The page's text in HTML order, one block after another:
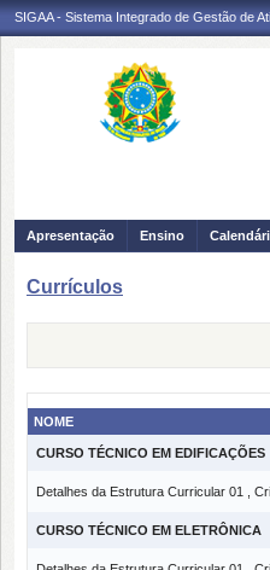
SIGAA - Sistema Integrado de Gestão de
Apresentação Ensino
Currículos
NOME
CURSO TÉCNICO EM EDIFICAÇÕES
Detalhes da Estrutura Curricular 01 ,
CURSO TÉCNICO EM ELETRÔNICA